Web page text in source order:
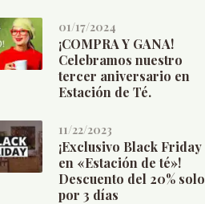
01/17/2024
¡COMPRA Y GANA!
Celebramos nuestro
tercer aniversario en
Estación de Té.
11/22/2023
¡Exclusivo Black Friday
en «Estación de té»!
Descuento del 20% solo
por 3 días